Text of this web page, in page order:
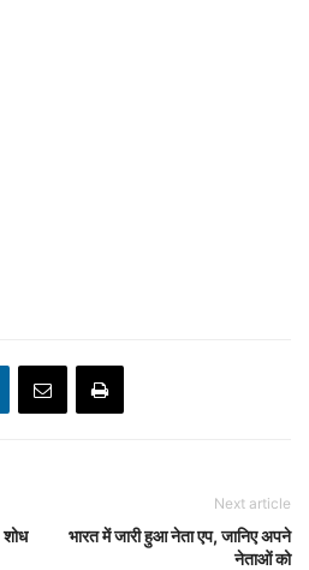
शोध
Next article
भारत में जारी हुआ नेता एप, जानिए अपने
नेताओं को